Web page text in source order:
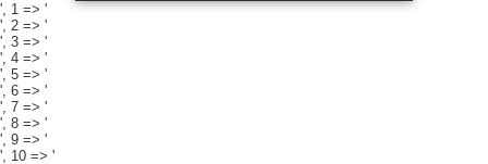
', 1 => '
', 2 => '
', 3 => '
', 4 => '
', 5 => '
', 6 => '
', 7 => '
', 8 => '
', 9 => '
', 10 => '